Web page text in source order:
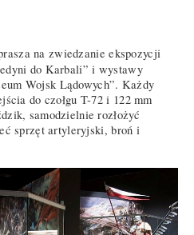
na zwiedzanie ekspozycji
do Karbali” i wystawy
Wojsk Lądowych”. Każdy
do czołgu T-72 i 122 mm
samodzielnie rozłożyć
sprzęt artyleryjski, broń i